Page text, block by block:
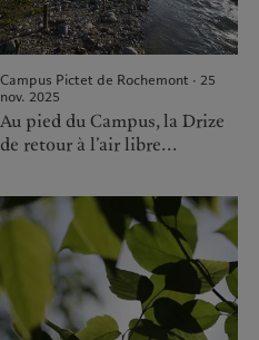
Campus Pictet de Rochemont · 25
nov. 2025
Au pied du Campus, la Drize
de retour à l’air libre...